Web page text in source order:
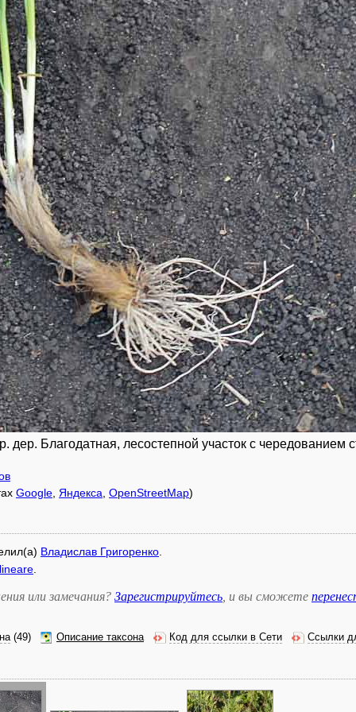
Благодатная, лесостепной участок с
Google Яндекса OpenStreetMap)
Владислав Григоренко
или замечания? Зарегистрируйтесь , и вы сможете
(49) Описание таксона Код для ссылки в Сети Ссылки